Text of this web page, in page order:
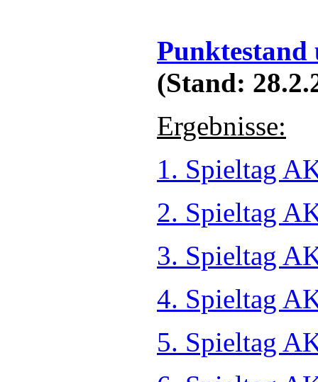
(Stand:
Ergebnisse:
1. Spieltag
2. Spieltag
3. Spieltag
4. Spieltag
5. Spieltag